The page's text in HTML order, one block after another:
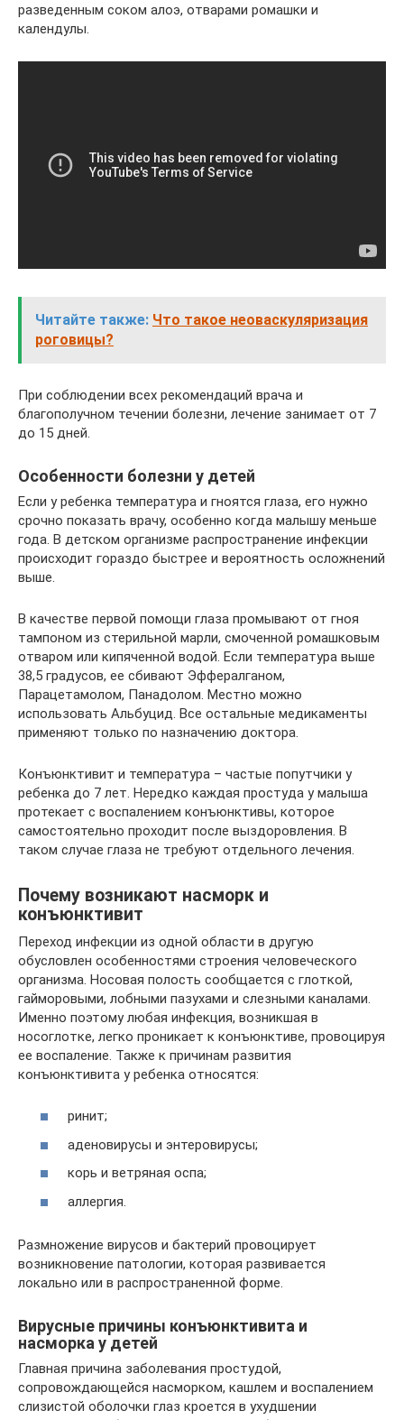
разведенным соком алоэ, отварами ромашки и
календулы.
Читайте также: Что такое неоваскуляризация
роговицы?
При соблюдении всех рекомендаций врача и
благополучном течении болезни, лечение занимает от 7
до 15 дней.
Особенности болезни у детей
Если у ребенка температура и гноятся глаза, его нужно
срочно показать врачу, особенно когда малышу меньше
года. В детском организме распространение инфекции
происходит гораздо быстрее и вероятность осложнений
выше.
В качестве первой помощи глаза промывают от гноя
тампоном из стерильной марли, смоченной ромашковым
отваром или кипяченной водой. Если температура выше
38,5 градусов, ее сбивают Эффералганом,
Парацетамолом, Панадолом. Местно можно
использовать Альбуцид. Все остальные медикаменты
применяют только по назначению доктора.
Конъюнктивит и температура – частые попутчики у
ребенка до 7 лет. Нередко каждая простуда у малыша
протекает с воспалением конъюнктивы, которое
самостоятельно проходит после выздоровления. В
таком случае глаза не требуют отдельного лечения.
Почему возникают насморк и
конъюнктивит
Переход инфекции из одной области в другую
обусловлен особенностями строения человеческого
организма. Носовая полость сообщается с глоткой,
гайморовыми, лобными пазухами и слезными каналами.
Именно поэтому любая инфекция, возникшая в
носоглотке, легко проникает к конъюнктиве, провоцируя
ее воспаление. Также к причинам развития
конъюнктивита у ребенка относятся:
ринит;
аденовирусы и энтеровирусы;
корь и ветряная оспа;
аллергия.
Размножение вирусов и бактерий провоцирует
возникновение патологии, которая развивается
локально или в распространенной форме.
Вирусные причины конъюнктивита и
насморка у детей
Главная причина заболевания простудой,
сопровождающейся насморком, кашлем и воспалением
слизистой оболочки глаз кроется в ухудшении